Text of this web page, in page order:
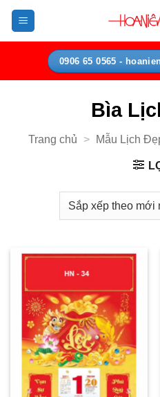
Bỏ
nội
0906 65 0565 -
Bìa
Trang chủ > Mẫu Lịch